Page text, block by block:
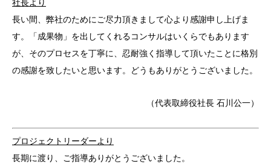
社長より
長い間、弊社のためにご尽力頂きまして心より感謝申し上げま
す。「成果物」を出してくれるコンサルはいくらでもあります
が、そのプロセスを丁寧に、忍耐強く指導して頂いたことに格別
の感謝を致したいと思います。どうもありがとうございました。
（代表取締役社長 石川公一）
プロジェクトリーダーより
長期に渡り、ご指導ありがとうございました。